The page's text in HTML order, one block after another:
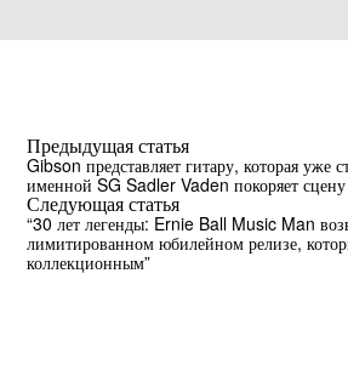
Предыдущая статья
Gibson представляет гитару, которая уже
именной SG Sadler Vaden покоряет сцену
Следующая статья
“30 лет легенды: Ernie Ball Music Man
лимитированном юбилейном релизе,
коллекционным”